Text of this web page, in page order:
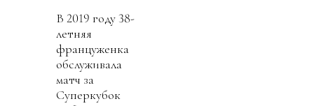
В 2019 году 38-
летняя
француженка
обслуживала
матч за
Суперкубок